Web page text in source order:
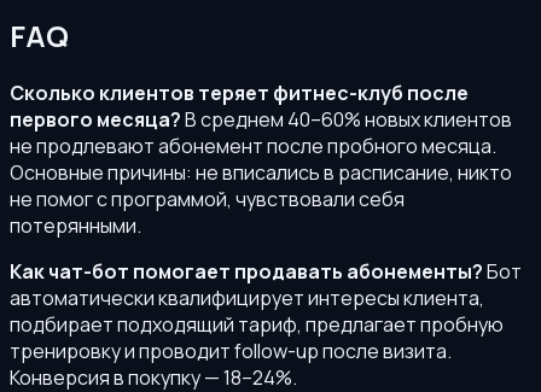
FAQ
Сколько клиентов теряет фитнес-клуб после
первого месяца?В среднем 40–60% новых клиентов
не продлевают абонемент после пробного месяца.
Основные причины: не вписались в расписание, никто
не помог с программой, чувствовали себя
потерянными.
Как чат-бот помогает продавать абонементы?Бот
автоматически квалифицирует интересы клиента,
подбирает подходящий тариф, предлагает пробную
тренировку и проводит follow-up после визита.
Конверсия в покупку — 18–24%.